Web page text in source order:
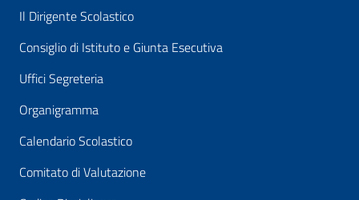
Il Dirigente Scolastico
Consiglio di Istituto e Giunta Esecutiva
Uffici Segreteria
Organigramma
Calendario Scolastico
Comitato di Valutazione